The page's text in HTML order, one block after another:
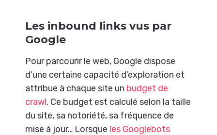
Les inbound links vus par
Google
Pour parcourir le web, Google dispose
d’une certaine capacité d’exploration et
attribue à chaque site un budget de
crawl. Ce budget est calculé selon la taille
du site, sa notoriété, sa fréquence de
mise à jour… Lorsque les Googlebots